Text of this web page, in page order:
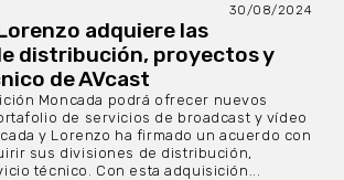
30/08/2024
adquiere las
distribución, proyectos y
de AVcast
Moncada podrá ofrecer nuevos
de servicios de broadcast y vídeo
y Lorenzo ha firmado un acuerdo con
sus divisiones de distribución,
técnico. Con esta adquisición...